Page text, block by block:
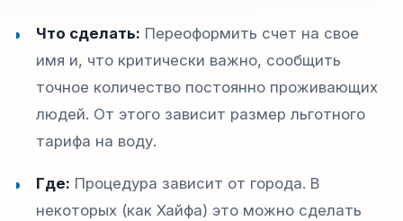
Что сделать: Переоформить счет на свое
имя и, что критически важно, сообщить
точное количество постоянно проживающих
людей. От этого зависит размер льготного
тарифа на воду.
Где: Процедура зависит от города. В
некоторых (как Хайфа) это можно сделать